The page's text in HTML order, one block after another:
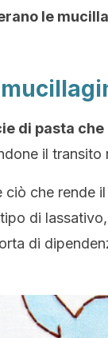
le
di pasta
il transito
che rende
di
di